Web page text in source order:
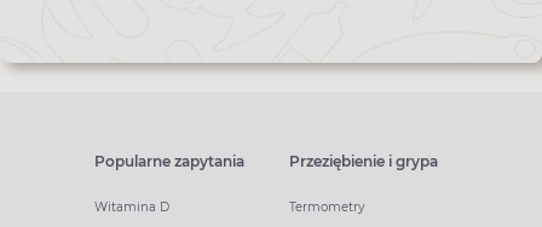
Popularne zapytania
Witamina D
Przeziębienie i grypa
Termometry